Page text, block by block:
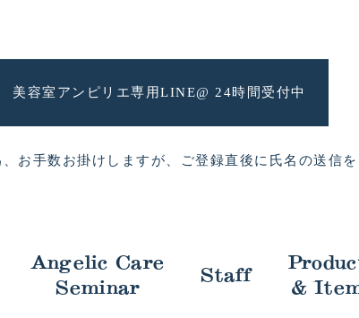
美容室アンピリエ専用LINE@ 24時間受付中
お手数お掛けしますが、 ご登録直後に氏名の送信
Angelic Care
Seminar
Staff
&